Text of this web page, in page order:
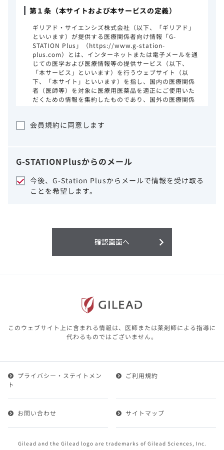
第１条（本サイトおよび本サービスの定義）
ギリアド・サイエンシズ株式会社（以下、「ギリアド」
といいます）が提供する医療関係者向け情報「G-
STATION Plus」（https://www.g-station-
plus.com）とは、インターネットまたは電子メールを通
じての医学および医療情報等の提供サービス（以下、
「本サービス」といいます）を行うウェブサイト（以
下、「本サイト」といいます）を指し、国内の医療関係
者（医師等）を対象に医療用医薬品を適正にご使用いた
だくための情報を集約したものであり、国外の医療関係
事項をご熟読いただき、同意された場合のみご利用くだ
ギリアドは、本サイトのコンテンツについて
細心の注意を払い、正確かつ最新の情報を提
供するように努力をしておりますが、正確
性、確実性、妥当性、有用性、ご利用になら
利用することまたは利用できなかったことよ
り生じる損害については一切の責任を負いか
含む）の情報は、その製品またはその製品の
本サイト内の情報は、医師その他医療関係者
が行なうべきアドバイスやサービスを提供す
るものではありません。本サイトに表示され
ている情報は、決して、医師その他医療関係
1.会員とは、医療関係者の方で、本サービスの利用規約
ービスに登録を申し込みギリアドがこれを承認した方を
いいます。
けることができます。
会員規約に同意します
G-STATIONPlusからのメール
今後、G-Station Plusからメールで情報を受け取る
ことを希望します。
確認画面へ
このウェブサイト上に含まれる情報は、医師または薬剤師による指導に
代わるものではございません。
Gilead and the Gilead logo are trademarks of Gilead Sciences, Inc.
プライバシー・ステイトメン
ト
ご利用規約
お問い合わせ サイトマップ